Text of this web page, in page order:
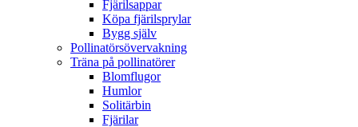
Fjärilsappar
Köpa fjärilsprylar
Bygg själv
Pollinatörsövervakning
Träna på pollinatörer
Blomflugor
Humlor
Solitärbin
Fjärilar